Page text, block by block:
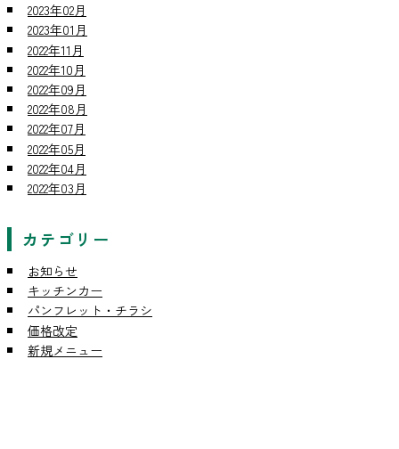
2023年02月
2023年01月
2022年11月
2022年10月
2022年09月
2022年08月
2022年07月
2022年05月
2022年04月
2022年03月
カテゴリー
お知らせ
キッチンカー
パンフレット・チラシ
価格改定
新規メニュー